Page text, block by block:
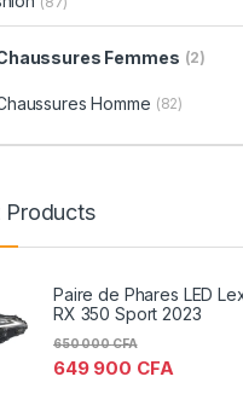
Femmes (2)
Homme (82)
Products
Paire de Phares LED
RX 350 Sport 2023
649 900 CFA
650 000CFA